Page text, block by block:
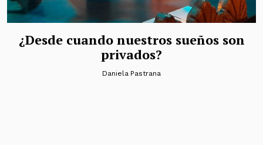
¿Desde cuando nuestros sueños son
privados?
Daniela Pastrana